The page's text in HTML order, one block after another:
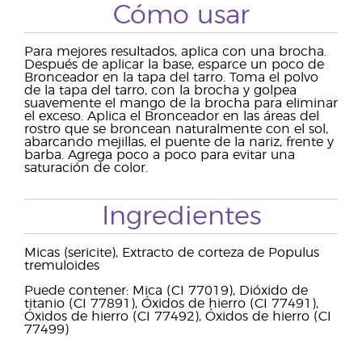
Cómo usar
Para mejores resultados, aplica con una brocha.
Después de aplicar la base, esparce un poco de
Bronceador en la tapa del tarro. Toma el polvo
de la tapa del tarro, con la brocha y golpea
suavemente el mango de la brocha para eliminar
el exceso. Aplica el Bronceador en las áreas del
rostro que se broncean naturalmente con el sol,
abarcando mejillas, el puente de la nariz, frente y
barba. Agrega poco a poco para evitar una
saturación de color.
Ingredientes
Micas (sericite), Extracto de corteza de Populus
tremuloides
Puede contener: Mica (CI 77019), Dióxido de
titanio (CI 77891), Óxidos de hierro (CI 77491),
Óxidos de hierro (CI 77492), Óxidos de hierro (CI
77499)